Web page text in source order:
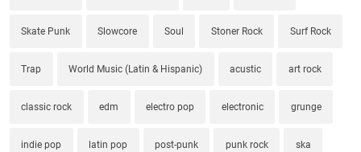
Skate Punk Slowcore Soul Stoner Rock Surf Rock
Trap World Music (Latin & Hispanic) acustic art rock
classic rock edm electro pop electronic grunge
indie pop latin pop post-punk punk rock ska